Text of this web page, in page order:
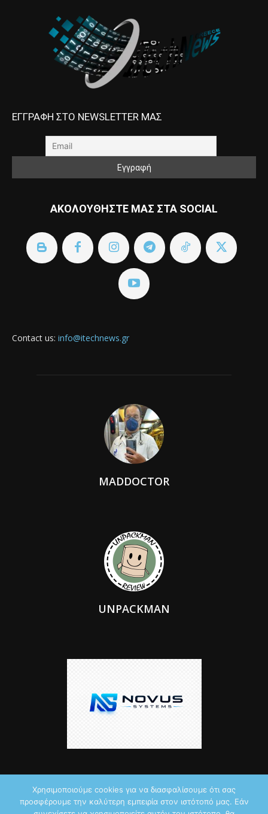
ΕΓΓΡΑΦΗ ΣΤΟ NEWSLETTER ΜΑΣ
ΑΚΟΛΟΥΘΗΣΤΕ ΜΑΣ ΣΤΑ SOCIAL
Contact us: info@itechnews.gr
MADDOCTOR
UNPACKMAN
Χρησιμοποιούμε cookies για να διασφαλίσουμε ότι σας
προσφέρουμε την καλύτερη εμπειρία στον ιστότοπό μας. Εάν